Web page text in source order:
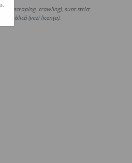
scraping, crawling), sunt strict
publică (vezi licența).